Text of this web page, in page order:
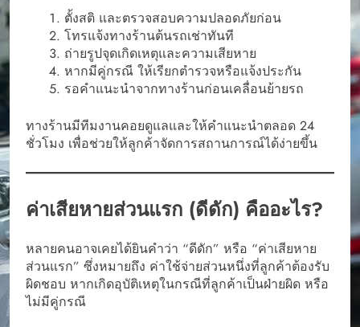
ตั้งสติ และตรวจสอบความปลอดภัยก่อน
โทรแจ้งทางร้านต้นรถเช่าทันที
ถ่ายรูปจุดเกิดเหตุและความเสียหาย
หากมีคู่กรณี ให้เรียกตำรวจหรือแจ้งประกัน
รอคำแนะนำจากทางร้านก่อนเคลื่อนย้ายรถ
ทางร้านมีทีมงานคอยดูแลและให้คำแนะนำตลอด 24
ชั่วโมง เพื่อช่วยให้ลูกค้าจัดการสถานการณ์ได้ง่ายขึ้น
ค่าเสียหายส่วนแรก (ดีดัก) คืออะไร?
หลายคนอาจเคยได้ยินคำว่า “ดีดัก” หรือ “ค่าเสียหาย
ส่วนแรก” ซึ่งหมายถึง ค่าใช้จ่ายส่วนหนึ่งที่ลูกค้าต้องรับ
ผิดชอบ หากเกิดอุบัติเหตุในกรณีที่ลูกค้าเป็นฝ่ายผิด หรือ
ไม่มีคู่กรณี